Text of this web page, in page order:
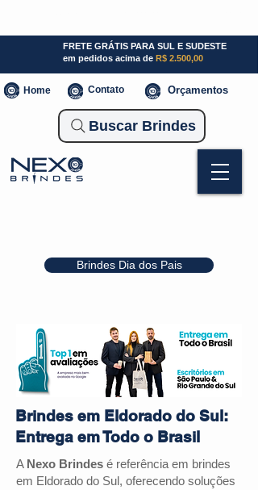
Brindes Dia dos Pais
FRETE GRÁTIS PARA SUL E SUDESTE
em pedidos acima de R$ 2.500,00
Home Contato Orçamentos
Buscar Brindes
Brindes em Eldorado do Sul:
Entrega em Todo o Brasil
A Nexo Brindes é referência em brindes
em Eldorado do Sul, oferecendo soluções